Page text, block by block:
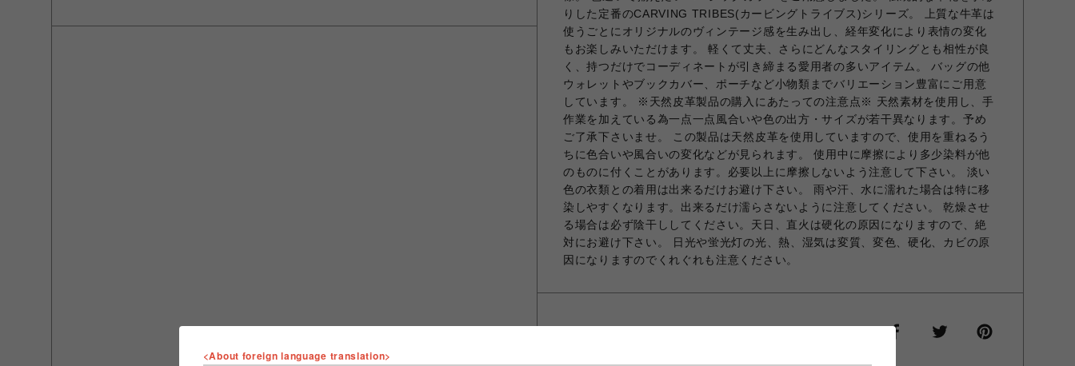
りした定番のCARVING TRIBES(カービングトライブス)シリーズ。 上質な牛革は
使うごとにオリジナルのヴィンテージ感を生み出し、経年変化により表情の変化
もお楽しみいただけます。 軽くて丈夫、さらにどんなスタイリングとも相性が良
く、持つだけでコーディネートが引き締まる愛用者の多いアイテム。 バッグの他
ウォレットやブックカバー、ポーチなど小物類までバリエーション豊富にご用意
しています。 ※天然皮革製品の購入にあたっての注意点※ 天然素材を使用し、手
作業を加えている為一点一点風合いや色の出方・サイズが若干異なります。予め
ご了承下さいませ。 この製品は天然皮革を使用していますので、使用を重ねるう
ちに色合いや風合いの変化などが見られます。 使用中に摩擦により多少染料が他
のものに付くことがあります。必要以上に摩擦しないよう注意して下さい。 淡い
色の衣類との着用は出来るだけお避け下さい。 雨や汗、水に濡れた場合は特に移
染しやすくなります。出来るだけ濡らさないように注意してください。 乾燥させ
る場合は必ず陰干ししてください。天日、直火は硬化の原因になりますので、絶
対にお避け下さい。 日光や蛍光灯の光、熱、湿気は変質、変色、硬化、カビの原
因になりますのでくれぐれも注意ください。
<About foreign language translation>